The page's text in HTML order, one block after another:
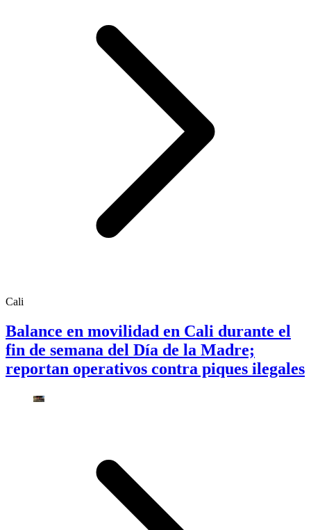
Cali
Balance en movilidad en Cali durante el
fin de semana del Día de la Madre;
reportan operativos contra piques ilegales